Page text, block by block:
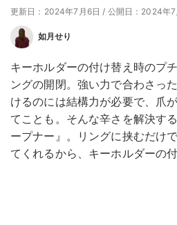
更新日：2024年7月6日 / 公開日：2024年7
如月せり
キーホルダーの付け替え時のプ
ングの開閉。強い力で合わさっ
けるのには結構力が必要で、爪
てことも。そんな辛さを解決す
ープナー』。リングに挟むだけ
てくれるから、キーホルダーの